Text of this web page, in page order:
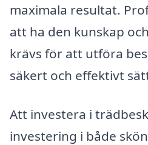
maximala resultat.
att ha den kunskap
krävs för att utföra
säkert och effektivt
Att investera i
investering i både